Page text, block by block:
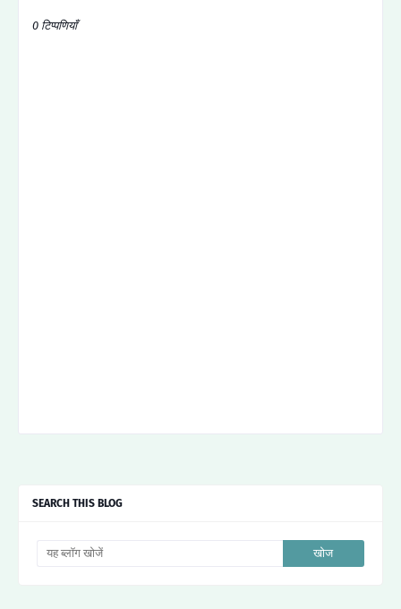
0 टिप्पणियाँ
SEARCH THIS BLOG